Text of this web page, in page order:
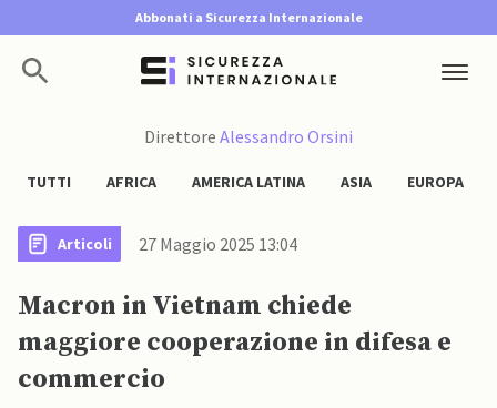
Abbonati a Sicurezza Internazionale
Direttore Alessandro Orsini
TUTTI AFRICA AMERICA LATINA ASIA EUROPA
Articoli 27 Maggio 2025 13:04
Macron in Vietnam chiede
maggiore cooperazione in difesa e
commercio